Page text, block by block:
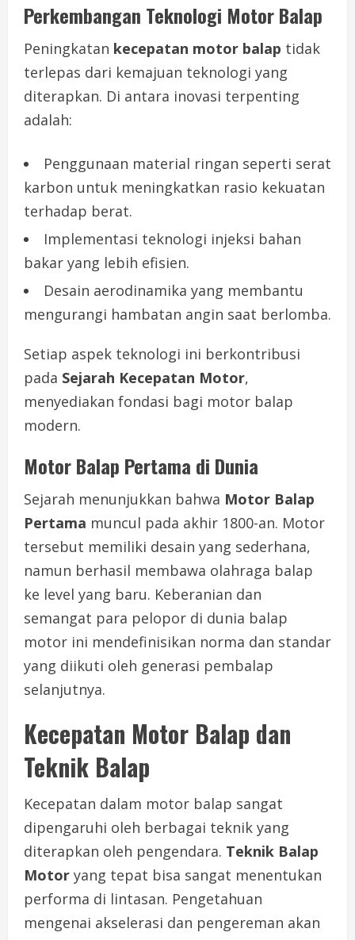
Perkembangan Teknologi Motor Balap
Peningkatan kecepatan motor balap tidak
terlepas dari kemajuan teknologi yang
diterapkan. Di antara inovasi terpenting
adalah:
Penggunaan material ringan seperti serat
karbon untuk meningkatkan rasio kekuatan
terhadap berat.
Implementasi teknologi injeksi bahan
bakar yang lebih efisien.
Desain aerodinamika yang membantu
mengurangi hambatan angin saat berlomba.
Setiap aspek teknologi ini berkontribusi
pada Sejarah Kecepatan Motor,
menyediakan fondasi bagi motor balap
modern.
Motor Balap Pertama di Dunia
Sejarah menunjukkan bahwa Motor Balap
Pertama muncul pada akhir 1800-an. Motor
tersebut memiliki desain yang sederhana,
namun berhasil membawa olahraga balap
ke level yang baru. Keberanian dan
semangat para pelopor di dunia balap
motor ini mendefinisikan norma dan standar
yang diikuti oleh generasi pembalap
selanjutnya.
Kecepatan Motor Balap dan
Teknik Balap
Kecepatan dalam motor balap sangat
dipengaruhi oleh berbagai teknik yang
diterapkan oleh pengendara. Teknik Balap
Motor yang tepat bisa sangat menentukan
performa di lintasan. Pengetahuan
mengenai akselerasi dan pengereman akan